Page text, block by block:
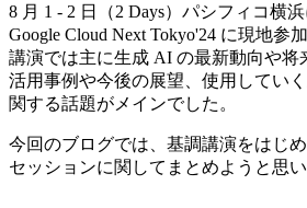
8 月 1 - 2 日（2 Days）パシフィコ横
Google Cloud Next Tokyo'24 に現地参
講演では主に生成 AI の最新動向や将
活用事例や今後の展望、使用してい
関する話題がメインでした。
今回のブログでは、基調講演をはじ
セッションに関してまとめようと思い